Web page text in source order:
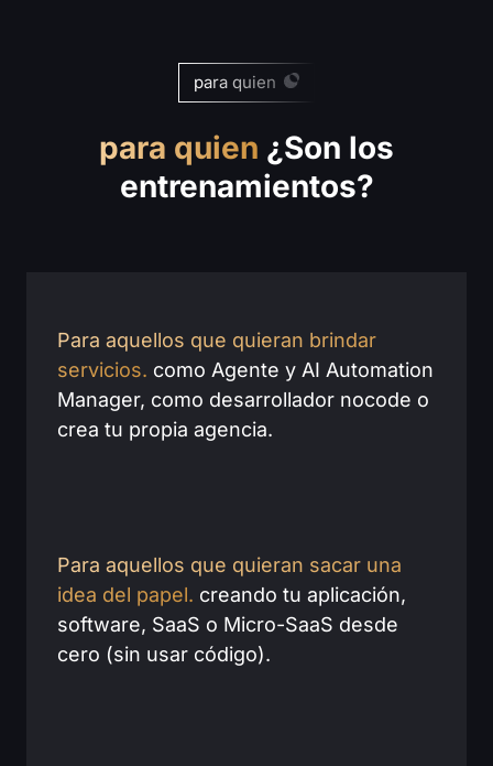
para quien
para quien ¿Son los
entrenamientos?
Para aquellos que quieran brindar
servicios. como Agente y AI Automation
Manager, como desarrollador nocode o
crea tu propia agencia.
Para aquellos que quieran sacar una
idea del papel. creando tu aplicación,
software, SaaS o Micro-SaaS desde
cero (sin usar código).